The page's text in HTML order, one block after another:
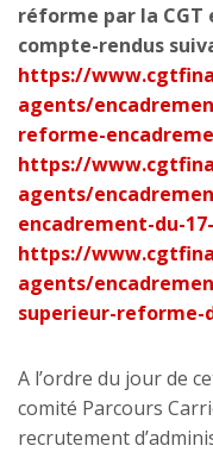
réforme par la
compte-rendus
https://
agents/
reforme-
https://
agents/
encadrement-du-
https://
agents/
superieur-
A l’ordre du jour de
comité Parcours
recrutement